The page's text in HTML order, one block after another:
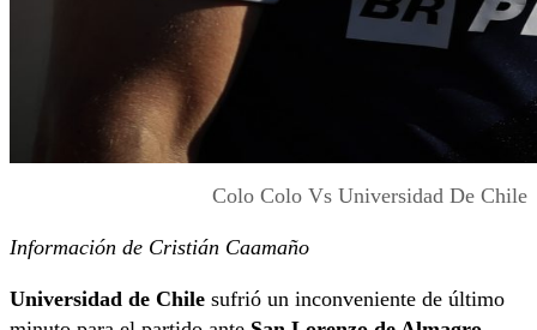
Colo Colo Vs Universidad De Chile
Información de Cristián Caamaño
Universidad de Chile sufrió un inconveniente de último